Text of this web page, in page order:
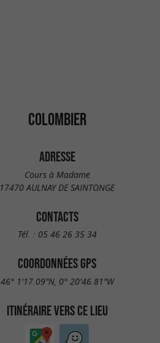
COLOMBIER
ADRESSE
Cours à Madame
17470 AULNAY DE SAINTONGE
CONTACTS
Tél. : 05 46 26 35 34
COORDONNÉES GPS
46° 1'17.09"N, 0° 20'46.81"W
ITINÉRAIRE VERS CE LIEU